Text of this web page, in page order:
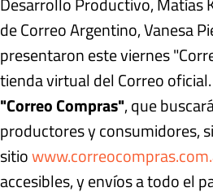
de Correo Argentino, Vanesa
presentaron este viernes
tienda virtual del Correo oficial.
"Correo Compras", que
productores y consumidores,
sitio
accesibles, y envíos a todo el